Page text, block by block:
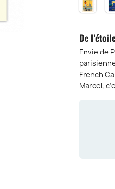
De
Envie de
French
Marcel,